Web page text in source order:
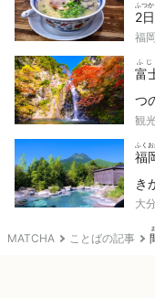
MATCHA ことばの記事
2日
ふつか
福
富
ふ
つ
観
福
ふくお
き
大